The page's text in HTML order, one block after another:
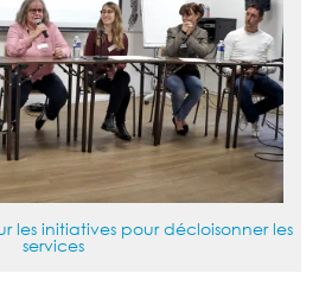
les initiatives pour décloisonner les
services